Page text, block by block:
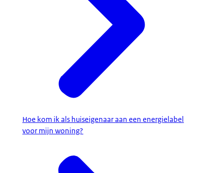
Hoe kom ik als huiseigenaar aan een energielabel
voor mijn woning?